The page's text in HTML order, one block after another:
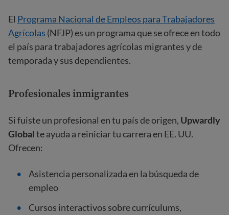
El Programa Nacional de Empleos para Trabajadores
Agrícolas (NFJP) es un programa que se ofrece en todo
el país para trabajadores agrícolas migrantes y de
temporada y sus dependientes.
Profesionales inmigrantes
Si fuiste un profesional en tu país de origen, Upwardly
Globalte ayuda a reiniciar tu carrera en EE. UU.
Ofrecen:
Asistencia personalizada en la búsqueda de
empleo
Cursos interactivos sobre currículums,